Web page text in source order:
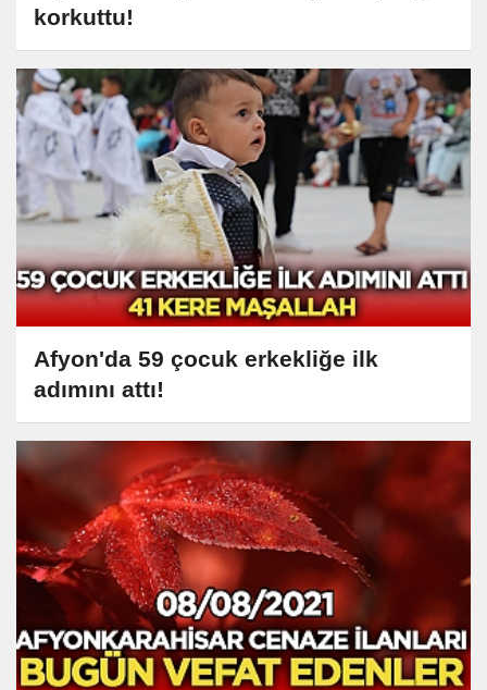
korkuttu!
Afyon'da 59 çocuk erkekliğe ilk
adımını attı!